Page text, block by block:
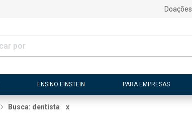
Doações
ENSINO EINSTEIN PARA EMPRESAS
Busca: dentista x